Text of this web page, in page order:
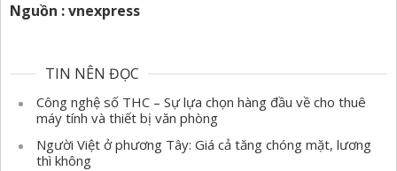
Nguồn : vnexpress
TIN NÊN ĐỌC
Công nghệ số THC – Sự lựa chọn hàng đầu về cho thuê
máy tính và thiết bị văn phòng
Người Việt ở phương Tây: Giá cả tăng chóng mặt, lương
thì không